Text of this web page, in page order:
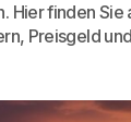
Hier finden Sie
Preisgeld